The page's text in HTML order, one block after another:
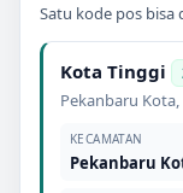
Satu kode pos bisa
Kota Tinggi
Pekanbaru Kota,
KECAMATAN
Pekanbaru